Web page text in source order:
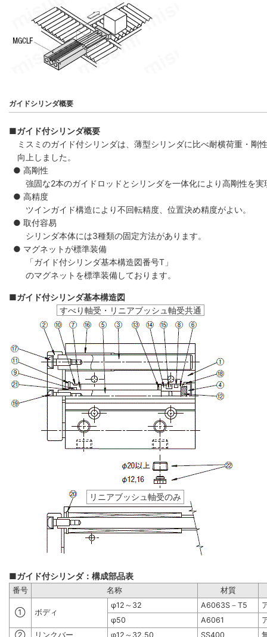
ガイドシリンダ概要
■ガイド付シリンダ概要
ミスミのガイド付シリンダは、薄型シリンダに比べ耐横荷重・剛
向上しました。
● 高剛性
強固な2本のガイドロッドとシリンダを一体化により高剛性を実
● 高精度
ツインガイド構造により不回転精度、位置決め精度がよい。
● 取付容易
シリンダ本体には3種類の固定方法があります。
● マグネットが標準装備
「ガイド付シリンダ基本構造図番号T」
のマグネットを標準装備しております。
■ガイド付シリンダ基本構造図
すべり軸受・リニアブッシュ軸受共通
リニアブッシュ軸受のみ
■ガイド付シリンダ：構成部品表
番号 名称 材質
① ボディ
φ12～32 A6063S－T5
φ50
A6061
②
リンクバー φ12～32,50 SS400